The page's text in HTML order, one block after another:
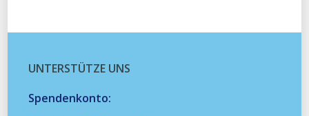
UNTERSTÜTZE UNS
Spendenkonto: